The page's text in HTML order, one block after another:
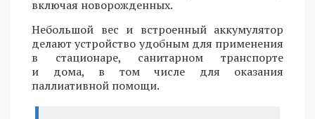
включая новорожденных.
Небольшой вес и встроенный аккумулятор
делают устройство удобным для применения
в стационаре, санитарном транспорте
и дома, в том числе для оказания
паллиативной помощи.